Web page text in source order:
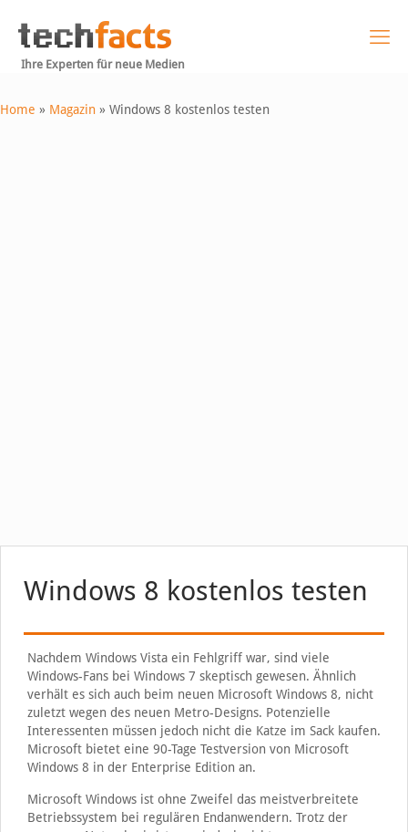
Ihre Experten für neue Medien
Home » Magazin » Windows 8 kostenlos testen
Windows 8 kostenlos testen
Nachdem Windows Vista ein Fehlgriff war, sind viele
Windows-Fans bei Windows 7 skeptisch gewesen. Ähnlich
verhält es sich auch beim neuen Microsoft Windows 8, nicht
zuletzt wegen des neuen Metro-Designs. Potenzielle
Interessenten müssen jedoch nicht die Katze im Sack kaufen.
Microsoft bietet eine 90-Tage Testversion von Microsoft
Windows 8 in der Enterprise Edition an.
Microsoft Windows ist ohne Zweifel das meistverbreitete
Betriebssystem bei regulären Endanwendern. Trotz der